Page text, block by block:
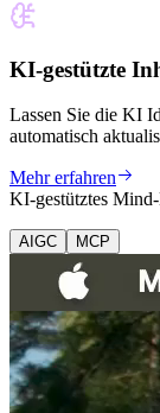
KI-gestützte
Lassen Sie die KI
automatisch
Mehr erfahren
KI-gestütztes
AIGC MCP